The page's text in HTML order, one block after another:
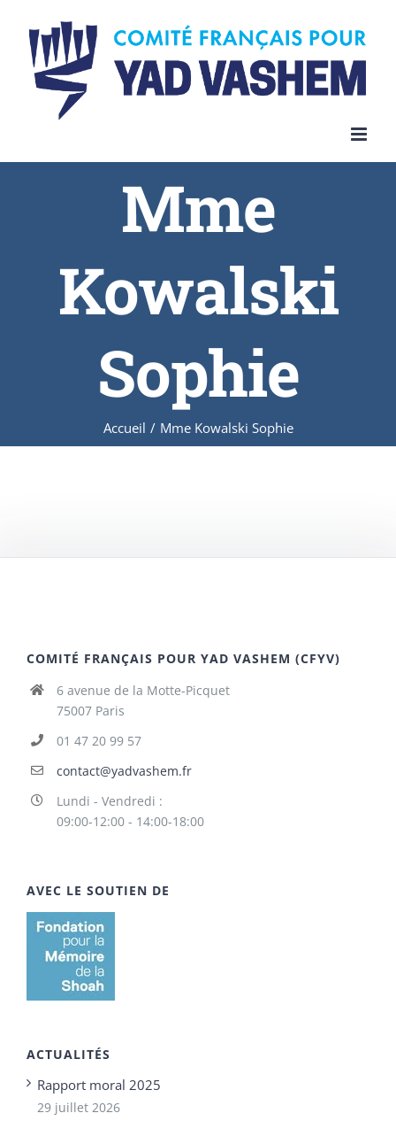
content
Mme
Kowalski
Sophie
Accueil / Mme Kowalski Sophie
COMITÉ FRANÇAIS POUR YAD VASHEM (CFYV)
6 avenue de la Motte-Picquet
75007 Paris
01 47 20 99 57
contact@yadvashem.fr
Lundi - Vendredi :
09:00-12:00 - 14:00-18:00
AVEC LE SOUTIEN DE
ACTUALITÉS
Rapport moral 2025
29 juillet 2026